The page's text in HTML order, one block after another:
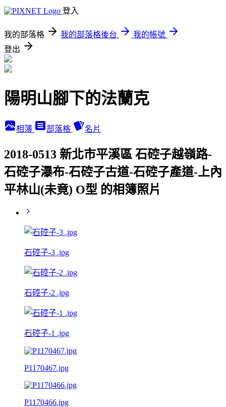
登入
我的部落格 我的部落格後台
我的帳號
登出
陽明山腳下的法蘭克
相簿 部落格 名片
2018-0513 新北市平溪區 石硿子越嶺路-
石硿子瀑布-石硿子古道-石硿子產道-上內
平林山(未竟) O型 的相簿照片
石硿子-3 .jpg
石硿子-2 .jpg
石硿子-1 .jpg
P1170467.jpg
P1170466.jpg